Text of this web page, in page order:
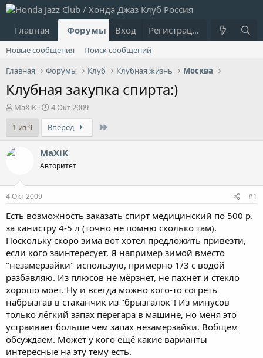
Главная Форумы Что нового?
Вход Регистрация
Новые сообщения
Поиск сообщений
Главная
Форумы Клуб Клубная жизнь Москва
Клубная закупка спирта:)
А
т
о
р
т
ы
MaXiK
Д
а
т
а
н
а
ч
4 Окт 2009
1 из 9
Вперёд
MaXiK
Авторитет
4 Окт 2009 #1
Есть возможность заказать спирт медицинский по 500 р.
за канистру 4-5 л (точно не помню сколько там).
Поскольку скоро зима вот хотел предложить привезти,
если кого заинтересует. Я например зимой вместо
"незамерзайки" использую, примерно 1/3 с водой
разбавляю. Из плюсов не мёрзнет, не пахнет и стекло
хорошо моет. Ну и всегда можно кого-то согреть
набрызгав в стаканчик из "брызгалок"! Из минусов
только лёгкий запах перегара в машине, но меня это
устраивает больше чем запах незамерзайки. Вобщем
обсуждаем. Может у кого ещё какие варианты
интересные на эту тему есть.